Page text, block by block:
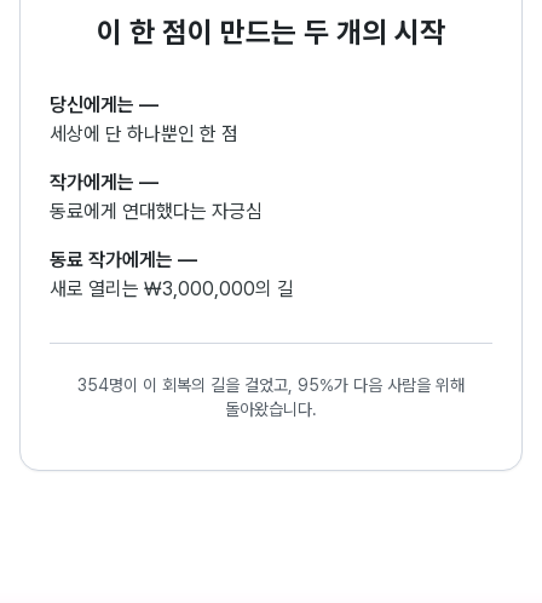
이 한 점이 만드는 두 개의 시작
당신에게는 —
세상에 단 하나뿐인 한 점
작가에게는 —
동료에게 연대했다는 자긍심
동료 작가에게는 —
새로 열리는 ₩3,000,000의 길
354명이 이 회복의 길을 걸었고, 95%가 다음 사람을 위해
돌아왔습니다.